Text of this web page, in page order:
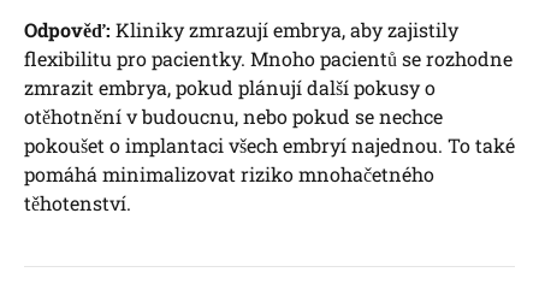
Odpověď: Kliniky zmrazují embrya, aby zajistily
flexibilitu pro pacientky. Mnoho pacientů se rozhodne
zmrazit embrya, pokud plánují další pokusy o
otěhotnění v budoucnu, nebo pokud se nechce
pokoušet o implantaci všech embryí najednou. To také
pomáhá minimalizovat riziko mnohačetného
těhotenství.